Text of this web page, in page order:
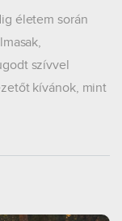
életem során
szívvel
kívánok, mint